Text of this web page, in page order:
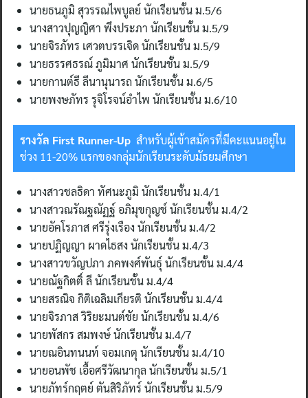
นายธนภูมิ สุวรรณไพบูลย์ นักเรียนชั้น ม.5/6
นางสาวปุญญิศา พึงประภา นักเรียนชั้น ม.5/9
นายจิรภัทร เศวตบรรเจิด นักเรียนชั้น ม.5/9
นายธรรศธรณ์ ภูมิมาศ นักเรียนชั้น ม.5/9
นายกานต์ธี ลีนานุนารถ นักเรียนชั้น ม.6/5
นายพงษภัทร รุจิโรจน์อำไพ นักเรียนชั้น ม.6/10
รางวัล First Runner-Up สำหรับผู้เข้าสมัครที่มีคะแนนอยู่ใน
ช่วง 11-20% แรกของกลุ่มนักเรียนระดับมัธยมศึกษา
นางสาวชลธิดา ทัศนะภูมิ นักเรียนชั้น ม.4/1
นางสาวณรัณฐณัฏฐ์ อภิมุขกุญช์ นักเรียนชั้น ม.4/2
นายอัคโรภาส ศรีรุ่งเรือง นักเรียนชั้น ม.4/2
นายปฏิญญา ผาดไธสง นักเรียนชั้น ม.4/3
นางสาวขวัญปภา ภคพงศ์พันธุ์ นักเรียนชั้น ม.4/4
นายณัฐกิตติ์ ลี นักเรียนชั้น ม.4/4
นายสรณิจ กิติเฉลิมเกียรติ นักเรียนชั้น ม.4/4
นายจิรภาส วิริยะมนต์ชัย นักเรียนชั้น ม.4/6
นายพัสกร สมพงษ์ นักเรียนชั้น ม.4/7
นายณอินทนนท์ จอมเกตุ นักเรียนชั้น ม.4/10
นายอนพัช เอื้อศรีวัฒนากุล นักเรียนชั้น ม.5/1
นายภัทร์กฤตย์ ตันสิริภัทร์ นักเรียนชั้น ม.5/9